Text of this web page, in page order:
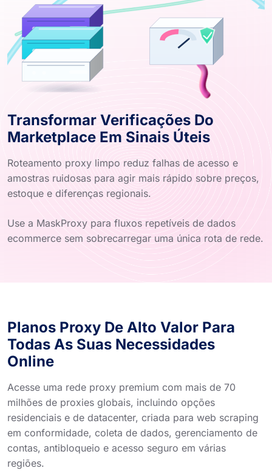
Transformar Verificações Do
Marketplace Em Sinais Úteis
Roteamento proxy limpo reduz falhas de acesso e
amostras ruidosas para agir mais rápido sobre preços,
estoque e diferenças regionais.
Use a MaskProxy para fluxos repetíveis de dados
ecommerce sem sobrecarregar uma única rota de rede.
Planos Proxy De Alto Valor Para
Todas As Suas Necessidades
Online
Acesse uma rede proxy premium com mais de 70
milhões de proxies globais, incluindo opções
residenciais e de datacenter, criada para web scraping
em conformidade, coleta de dados, gerenciamento de
contas, antibloqueio e acesso seguro em várias
regiões.